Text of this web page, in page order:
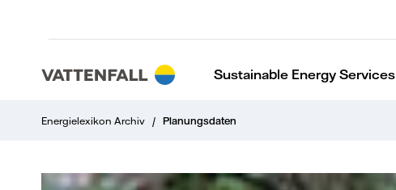
Sustainable Energy Services
Energielexikon Archiv / Planungsdaten